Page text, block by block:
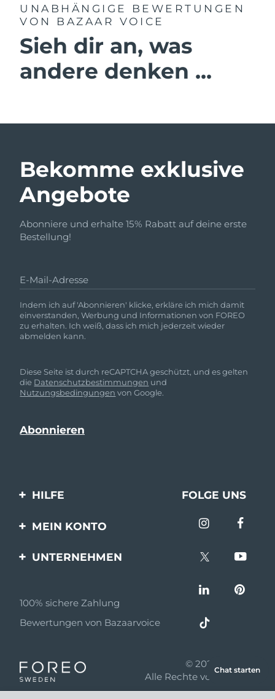
UNABHÄNGIGE BEWERTUNGEN
VON BAZAAR VOICE
Sieh dir an, was
andere denken ...
Bekomme exklusive
Angebote
Abonniere und erhalte 15% Rabatt auf deine erste
Bestellung!
E-Mail-Adresse
Indem ich auf 'Abonnieren' klicke, erkläre ich mich damit
einverstanden, Werbung und Informationen von FOREO
zu erhalten. Ich weiß, dass ich mich jederzeit wieder
abmelden kann.
Diese Seite ist durch reCAPTCHA geschützt, und es gelten
die Datenschutzbestimmungen und
Nutzungsbedingungen von Google.
HILFE
Kontaktiere uns
FOLGE UNS
MEIN KONTO
Produkt registrieren
UNTERNEHMEN
Partnerprogramm
Partner Nachrichten
Einzelhändler
100% sichere Zahlung
Bewertungen von Bazaarvoice
© 2026 FOREO
Alle Rechte vorbehalten
Chat starten